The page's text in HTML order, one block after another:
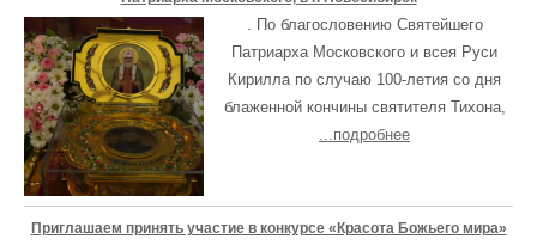
. По благословению Святейшего
Патриарха Московского и всея Руси
Кирилла по случаю 100-летия со дня
блаженной кончины святителя Тихона,
...подробнее
Приглашаем принять участие в конкурсе «Красота Божьего мира»